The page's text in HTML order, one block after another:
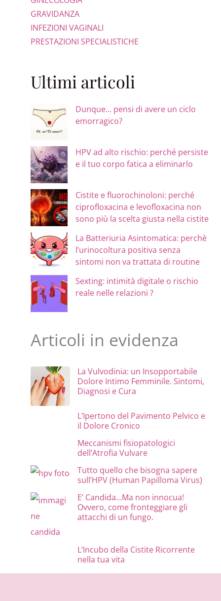
GRAVIDANZA
INFEZIONI VAGINALI
PRESTAZIONI SPECIALISTICHE
Ultimi articoli
Dunque… pensi di avere un ciclo
emorragico?
HPV ad alto rischio: perché persiste
e il tuo corpo fatica a eliminarlo
Cistite e fluorochinoloni: perché
ciprofloxacina e levofloxacina non
sono più la scelta giusta nella cistite
La Batteriuria Asintomatica: perchè
l’urinocoltura positiva senza
sintomi non va trattata di routine
Sexting: intimità digitale o rischio
reale nelle relazioni ?
Articoli in evidenza
La Vulvodinia: un Insopportabile
Dolore Intimo Femminile. Sintomi,
Diagnosi e Cura
L’Ipertono del Pavimento Pelvico e
il Dolore Cronico
Meccanismi fisiopatologici
dell’Atrofia Vulvare
Tutto quello che bisogna sapere
sull’HPV (Human Papilloma Virus)
E’ Candida…Ma non innocua!
Ovvero, come fronteggiare gli
attacchi di un fungo.
L’Incubo della Cistite Ricorrente
nella tua vita